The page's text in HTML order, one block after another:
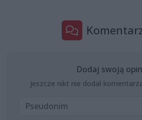
Dodaj swoją
Jeszcze nikt nie dodał